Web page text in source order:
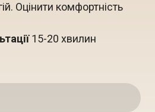
Оцінити комфортність
15-20 хвилин